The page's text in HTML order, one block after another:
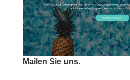
Mailen Sie uns.